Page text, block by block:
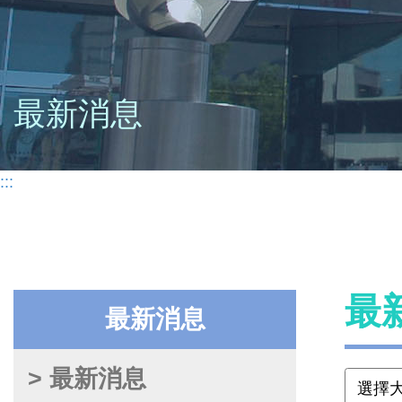
最新消息
:::
最新消息
> 最新消息
最